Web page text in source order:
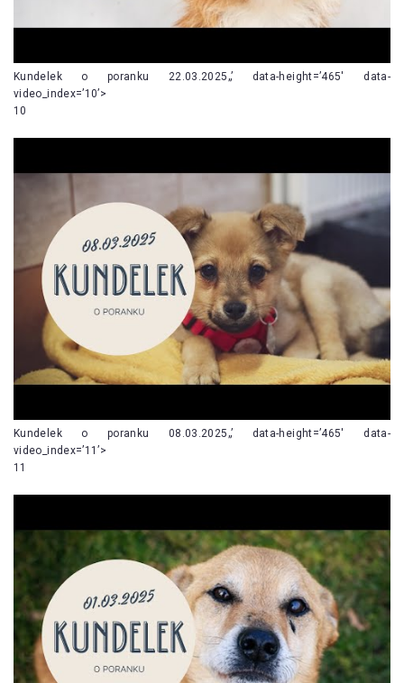
Kundelek o poranku 22.03.2025„’ data-height=’465′ data-
video_index=’10’>
10
Kundelek o poranku 08.03.2025„’ data-height=’465′ data-
video_index=’11’>
11